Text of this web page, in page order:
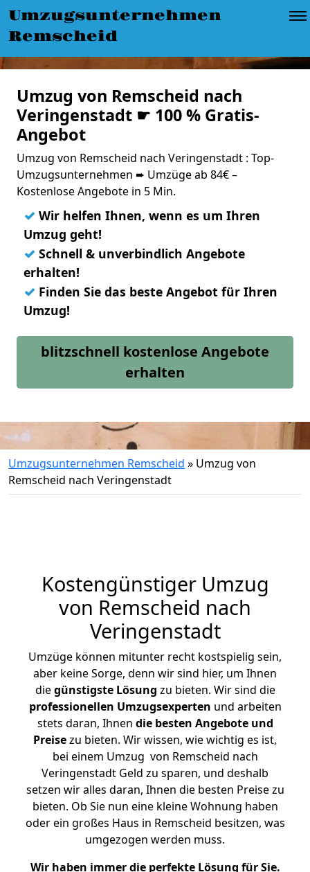
Umzugsunternehmen
Remscheid
Umzug von Remscheid nach
Veringenstadt ☛ 100 % Gratis-
Angebot
Umzug von Remscheid nach Veringenstadt : Top-
Umzugsunternehmen ➨ Umzüge ab 84€ –
Kostenlose Angebote in 5 Min.
✓ Wir helfen Ihnen, wenn es um Ihren
Umzug geht!
✓ Schnell & unverbindlich Angebote
erhalten!
✓ Finden Sie das beste Angebot für Ihren
Umzug!
blitzschnell kostenlose Angebote
erhalten
Umzugsunternehmen Remscheid » Umzug von
Remscheid nach Veringenstadt
Kostengünstiger Umzug
von Remscheid nach
Veringenstadt
Umzüge können mitunter recht kostspielig sein,
aber keine Sorge, denn wir sind hier, um Ihnen
diegünstigste Lösung zu bieten. Wir sind die
professionellen Umzugsexperten und arbeiten
stets daran, Ihnen die besten Angebote und
Preisezu bieten. Wir wissen, wie wichtig es ist,
bei einem Umzug von Remscheid nach
Veringenstadt Geld zu sparen, und deshalb
setzen wir alles daran, Ihnen die besten Preise zu
bieten. Ob Sie nun eine kleine Wohnung haben
oder ein großes Haus in Remscheid besitzen, was
umgezogen werden muss.
Wir haben immer die perfekte Lösung für Sie.